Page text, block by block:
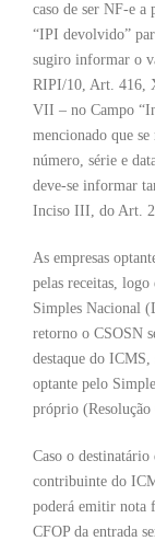
caso de ser NF-e a
“IPI devolvido”
sugiro informar o
RIPI/10, Art. 416,
VII – no Campo
mencionado que
número, série e
deve-se informar
Inciso III, do Art.
As empresas
pelas receitas, logo
Simples Nacional
retorno o CSOSN
destaque do
optante pelo
próprio
Caso o destinatário
contribuinte do
poderá emitir nota
CFOP da entrada